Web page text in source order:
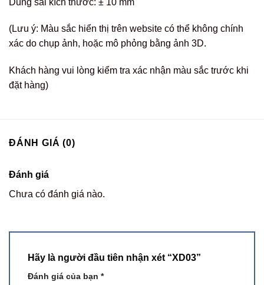
(Lưu ý: Màu sắc hiển thị trên website có thể không chính
xác do chụp ảnh, hoặc mô phỏng bằng ảnh 3D.
Khách hàng vui lòng kiểm tra xác nhận màu sắc trước khi
đặt hàng)
ĐÁNH GIÁ (0)
Đánh giá
Chưa có đánh giá nào.
Hãy là người đầu tiên nhận xét “XD03”
Đánh giá của bạn *